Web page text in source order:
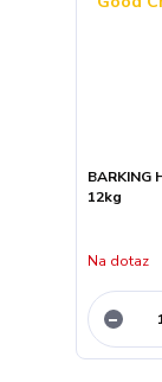
BARKING
12kg
Na dotaz